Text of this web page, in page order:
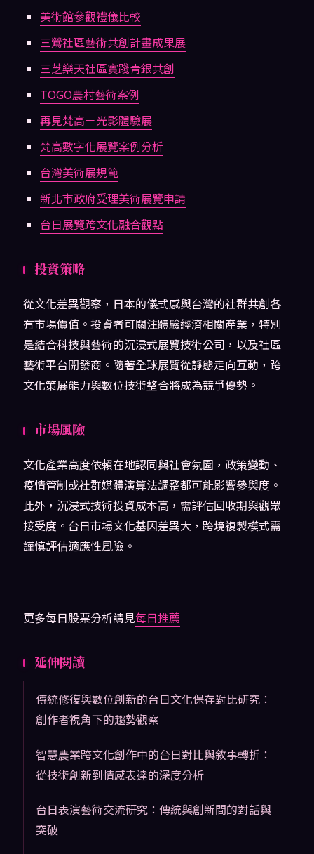
美術館參觀禮儀比較
三鶯社區藝術共創計畫成果展
三芝樂天社區實踐青銀共創
TOGO農村藝術案例
再見梵高－光影體驗展
梵高數字化展覽案例分析
台灣美術展規範
新北市政府受理美術展覽申請
台日展覽跨文化融合觀點
投資策略
從文化差異觀察，日本的儀式感與台灣的社群共創各
有市場價值。投資者可關注體驗經濟相關產業，特別
是結合科技與藝術的沉浸式展覽技術公司，以及社區
藝術平台開發商。隨著全球展覽從靜態走向互動，跨
文化策展能力與數位技術整合將成為競爭優勢。
市場風險
文化產業高度依賴在地認同與社會氛圍，政策變動、
疫情管制或社群媒體演算法調整都可能影響參與度。
此外，沉浸式技術投資成本高，需評估回收期與觀眾
接受度。台日市場文化基因差異大，跨境複製模式需
謹慎評估適應性風險。
更多每日股票分析請見每日推薦
延伸閱讀
傳統修復與數位創新的台日文化保存對比研究：
創作者視角下的趨勢觀察
智慧農業跨文化創作中的台日對比與敘事轉折：
從技術創新到情感表達的深度分析
台日表演藝術交流研究：傳統與創新間的對話與
突破